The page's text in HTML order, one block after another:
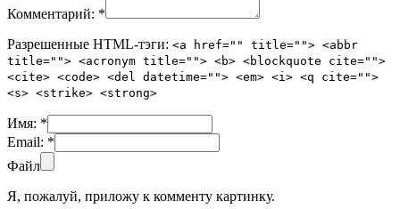
Комментарий: *
Разрешенные HTML-тэги: <a href="" title=""> <abbr
title=""> <acronym title=""> <b> <blockquote cite="">
<cite> <code> <del datetime=""> <em> <i> <q cite="">
<s> <strike> <strong>
Имя: *
Email: *
Файл
Я, пожалуй, приложу к комменту картинку.